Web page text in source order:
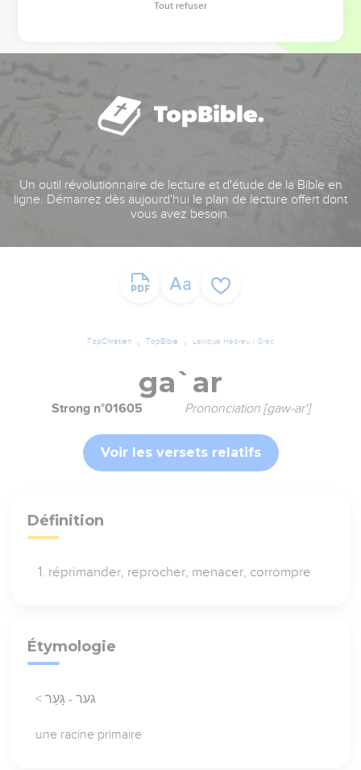
Un outil révolutionnaire de lecture et d'étude de la Bible en
ligne. Démarrez dès aujourd'hui le plan de lecture offert dont
vous avez besoin.
TopChrétien TopBible Lexique Hébreu / Grec
ga`ar
Strong n°01605 Prononciation [gaw-ar']
Voir les versets relatifs
Définition
réprimander, reprocher, menacer, corrompre
Étymologie
< גער - גָּעַר
une racine primaire
Tout refuser